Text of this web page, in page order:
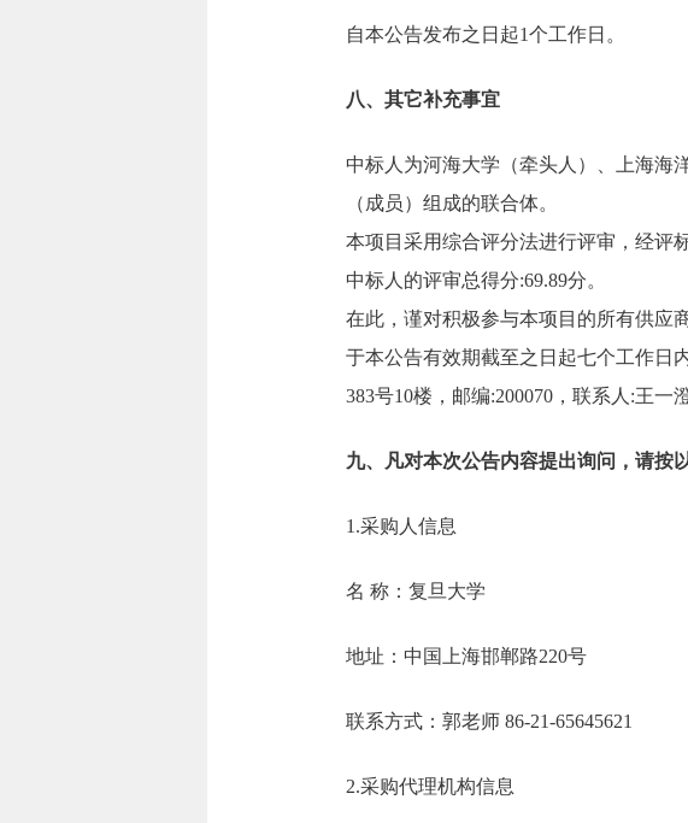
自本公告发布之日起1个工作日。
八、其它补充事宜
中标人为河海大学（牵头人）、上海海
（成员）组成的联合体。
本项目采用综合评分法进行评审，经评
中标人的评审总得分:69.89分。
在此，谨对积极参与本项目的所有供应
于本公告有效期截至之日起七个工作日
383号10楼，邮编:200070，联系人:王一
九、凡对本次公告内容提出询问，请按
1.采购人信息
名 称：复旦大学
地址：中国上海邯郸路
联系方式：郭老师 86-21-
2.采购代理机构信息